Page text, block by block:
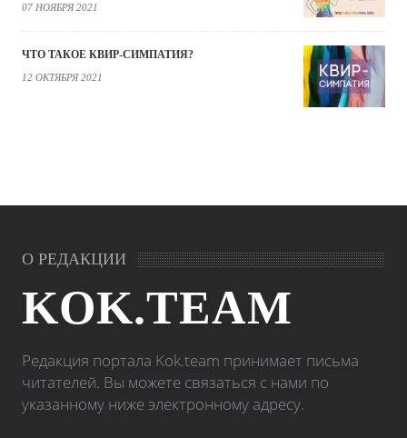
07 НОЯБРЯ 2021
ЧТО ТАКОЕ КВИР-СИМПАТИЯ?
12 ОКТЯБРЯ 2021
О РЕДАКЦИИ
KOK.TEAM
Редакция портала Kok.team принимает письма
читателей. Вы можете связаться с нами по
указанному ниже электронному адресу.